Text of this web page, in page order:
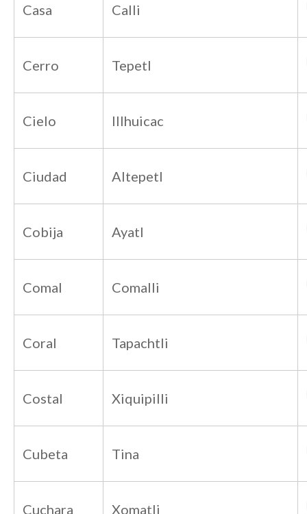
Casa Calli
Cerro Tepetl
Cielo Illhuicac
Ciudad Altepetl
Cobija Ayatl
Comal Comalli
Coral Tapachtli
Costal Xiquipilli
Cubeta Tina
Cuchara Xomatli